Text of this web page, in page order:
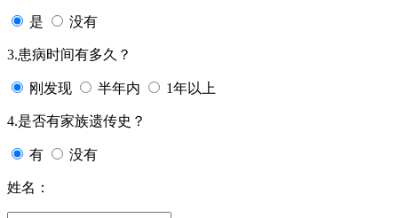
是 没有
3.患病时间有多久？
刚发现 半年内 1年以上
4.是否有家族遗传史？
有 没有
姓名：